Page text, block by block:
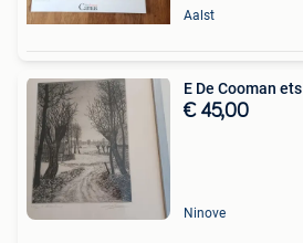
Aalst
E De Cooman ets
€ 45,00
Ninove